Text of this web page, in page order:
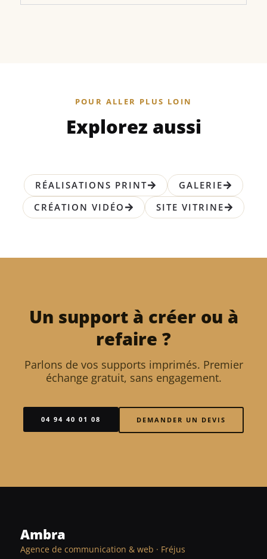
POUR ALLER PLUS LOIN
Explorez aussi
RÉALISATIONS PRINT
GALERIE
CRÉATION VIDÉO
SITE VITRINE
Un support à créer ou à
refaire ?
Parlons de vos supports imprimés. Premier
échange gratuit, sans engagement.
04 94 40 01 08 DEMANDER UN DEVIS
Ambra
Agence de communication & web · Fréjus